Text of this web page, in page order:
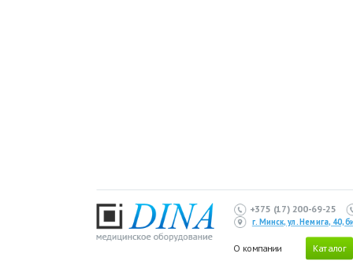
+375 (17) 200-69-25
г. Минск, ул. Немига, 40,
О компании Каталог